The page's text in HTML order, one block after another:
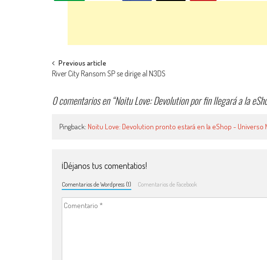
Navegación de entradas
Previous article
River City Ransom SP se dirige al N3DS
0 comentarios en “Noitu Love: Devolution por fin llegará a la
Pingback: Noitu Love: Devolution pronto estará en la eShop - Universo
¡Déjanos tus comentatios!
Comentarios de Wordpress (1) Comentarios de Facebook